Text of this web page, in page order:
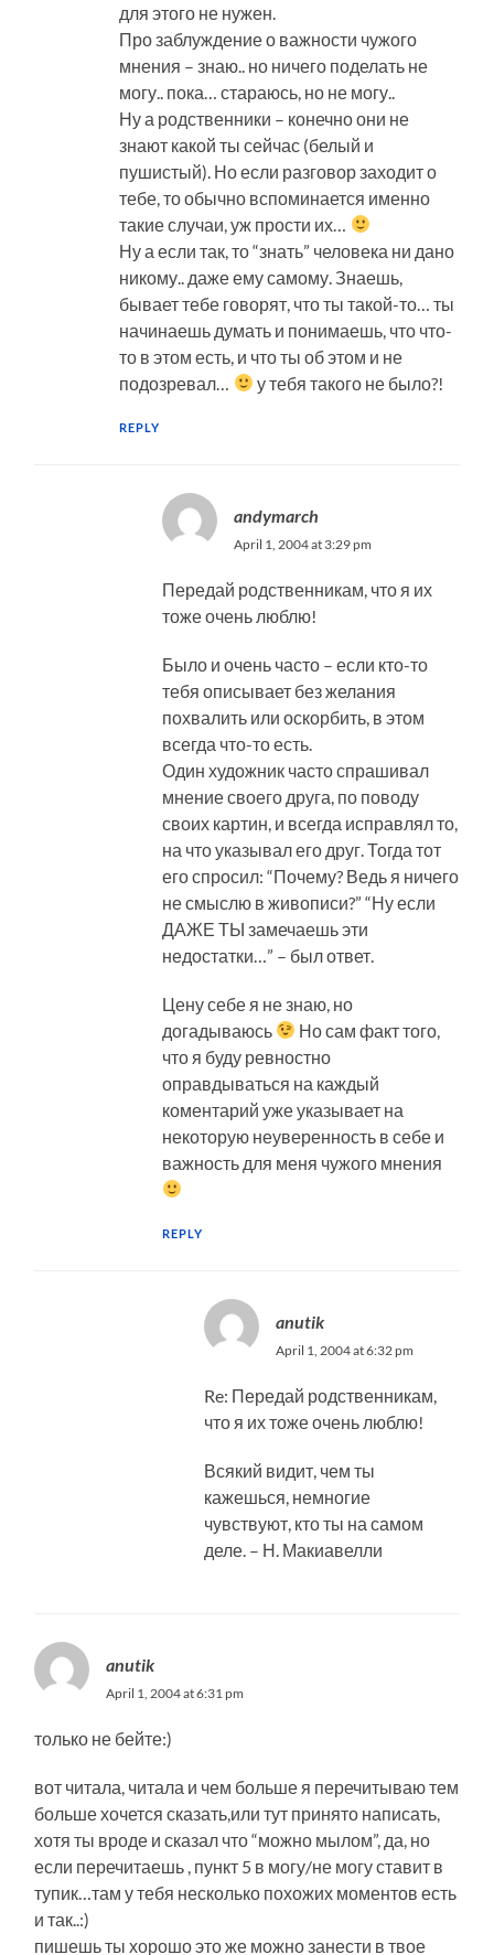
для этого не нужен.
Про заблуждение о важности чужого
мнения – знаю.. но ничего поделать не
могу.. пока… стараюсь, но не могу..
Ну а родственники – конечно они не
знают какой ты сейчас (белый и
пушистый). Но если разговор заходит о
тебе, то обычно вспоминается именно
такие случаи, уж прости их…
Ну а если так, то “знать” человека ни дано
никому.. даже ему самому. Знаешь,
бывает тебе говорят, что ты такой-то… ты
начинаешь думать и понимаешь, что что-
то в этом есть, и что ты об этом и не
подозревал…
у тебя такого не было?!
REPLY
andymarch
April 1, 2004 at 3:29 pm
Передай родственникам, что я их
тоже очень люблю!
Было и очень часто – если кто-то
тебя описывает без желания
похвалить или оскорбить, в этом
всегда что-то есть.
Один художник часто спрашивал
мнение своего друга, по поводу
своих картин, и всегда исправлял то,
на что указывал его друг. Тогда тот
его спросил: “Почему? Ведь я ничего
не смыслю в живописи?” “Ну если
ДАЖЕ ТЫ замечаешь эти
недостатки…” – был ответ.
Цену себе я не знаю, но
догадываюсь
Но сам факт того,
что я буду ревностно
оправдываться на каждый
коментарий уже указывает на
некоторую неуверенность в себе и
важность для меня чужого мнения
REPLY
anutik
April 1, 2004 at 6:32 pm
Re: Передай родственникам,
что я их тоже очень люблю!
Всякий видит, чем ты
кажешься, немногие
чувствуют, кто ты на самом
деле. – Н. Макиавелли
anutik
April 1, 2004 at 6:31 pm
только не бейте:)
вот читала, читала и чем больше я перечитываю тем
больше хочется сказать,или тут принято написать,
хотя ты вроде и сказал что “можно мылом”, да, но
если перечитаешь , пункт 5 в могу/не могу ставит в
тупик…там у тебя несколько похожих моментов есть
и так..:)
пишешь ты хорошо это же можно занести в твое